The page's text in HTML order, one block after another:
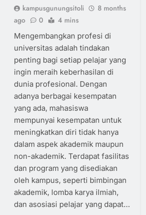
kampusgunungsitoli
8 months
ago
0 4 mins
Mengembangkan profesi di
universitas adalah tindakan
penting bagi setiap pelajar yang
ingin meraih keberhasilan di
dunia profesional. Dengan
adanya berbagai kesempatan
yang ada, mahasiswa
mempunyai kesempatan untuk
meningkatkan diri tidak hanya
dalam aspek akademik maupun
non-akademik. Terdapat fasilitas
dan program yang disediakan
oleh kampus, seperti bimbingan
akademik, lomba karya ilmiah,
dan asosiasi pelajar yang dapat…